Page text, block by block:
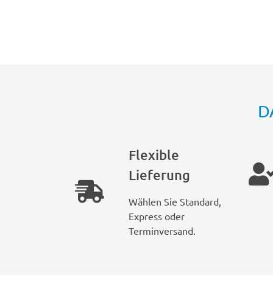
Flexible
Lieferung
Wählen Sie Standard,
Express oder
Terminversand.